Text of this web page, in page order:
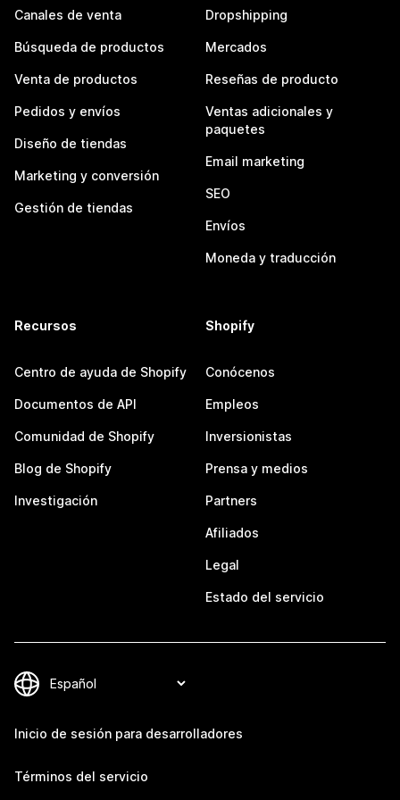
Canales de venta
Búsqueda de productos
Venta de productos
Pedidos y envíos
Diseño de tiendas
Marketing y conversión
Gestión de tiendas
Dropshipping
Mercados
Reseñas de producto
Ventas adicionales y
paquetes
Email marketing
SEO
Envíos
Moneda y traducción
Recursos
Centro de ayuda de Shopify
Documentos de API
Comunidad de Shopify
Blog de Shopify
Investigación
Shopify
Conócenos
Empleos
Inversionistas
Prensa y medios
Partners
Afiliados
Legal
Estado del servicio
Inicio de sesión para desarrolladores
Términos del servicio